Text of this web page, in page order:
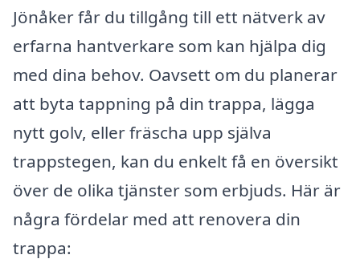
Jönåker får du tillgång till ett nätverk av
erfarna hantverkare som kan hjälpa dig
med dina behov. Oavsett om du planerar
att byta tappning på din trappa, lägga
nytt golv, eller fräscha upp själva
trappstegen, kan du enkelt få en översikt
över de olika tjänster som erbjuds. Här är
några fördelar med att renovera din
trappa: